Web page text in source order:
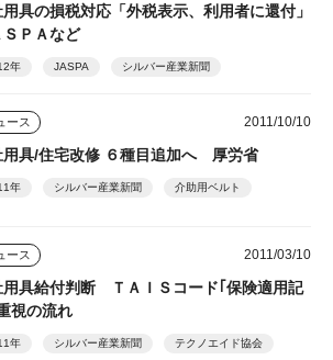
具の損税対応「外税表示、利用者に還付」
ＳＰＡなど
年 JASPA シルバー産業新聞
ース 2011/10/10
用具/住宅改修 ６種目追加へ 厚労省
年 シルバー産業新聞 介助用ベルト
ース 2011/03/10
用具給付判断 ＴＡＩＳコード｢保険適用記
視の流れ
年 シルバー産業新聞 テクノエイド協会